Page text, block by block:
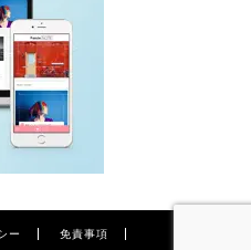
ー 免責事項